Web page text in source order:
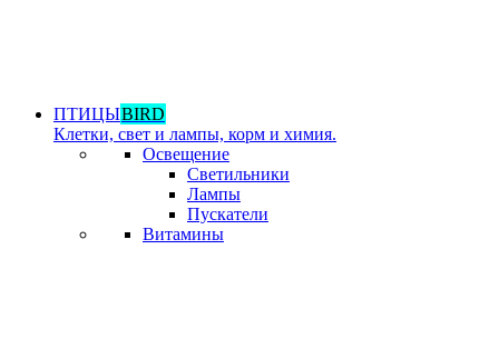
ПТИЦЫBIRD
Клетки, свет и лампы, корм и химия.
Освещение
Светильники
Лампы
Пускатели
Витамины